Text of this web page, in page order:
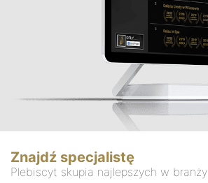
Znajdź specjalistę
Plebiscyt skupia najlepszych w branży